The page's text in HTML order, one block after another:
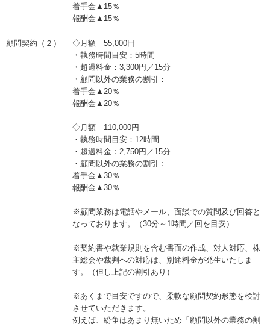
着手金▲15％
報酬金▲15％
顧問契約（２）
◇月額 55,000円
・執務時間目安：5時間
・超過料金：3,300円／15分
・顧問以外の業務の割引：
着手金▲20％
報酬金▲20％
◇月額 110,000円
・執務時間目安：12時間
・超過料金：2,750円／15分
・顧問以外の業務の割引：
着手金▲30％
報酬金▲30％
※顧問業務は電話やメール、面談での質問及び回答と
なっております。（30分～1時間／回を目安）
※契約書や就業規則を含む書面の作成、対人対応、株
主総会や裁判への対応は、別途料金が発生いたしま
す。（但し上記の割引あり）
※あくまで目安ですので、柔軟な顧問契約形態を検討
させていただきます。
例えば、紛争はあまり無いため「顧問以外の業務の割